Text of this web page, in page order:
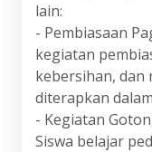
lain:
- Pembiasaan
kegiatan
kebersihan, dan
diterapkan
- Kegiatan
Siswa belajar